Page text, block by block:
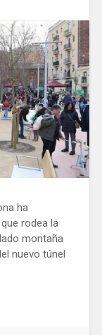
ha
rodea la
montaña
nuevo túnel